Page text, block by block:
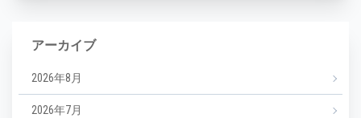
アーカイブ
2026年8月
2026年7月